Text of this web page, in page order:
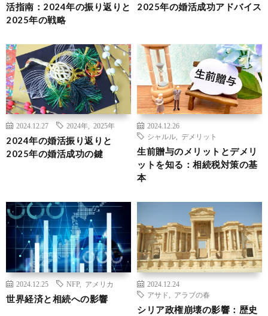
活指南：2024年の振り返りと
2025年の戦略
2025年の婚活成功アドバイス
2024.12.27 2024年 2025年
2024年の婚活振り返りと
2025年の婚活成功の鍵
2024.12.26
シャルル
デメリット
生前贈与のメリットとデメリ
ットを知る：相続税対策の基
本
2024.12.25 NFP アメリカ
世界経済と相続への影響
2024.12.24
アサド
アラブの春
シリア政権崩壊の影響：歴史